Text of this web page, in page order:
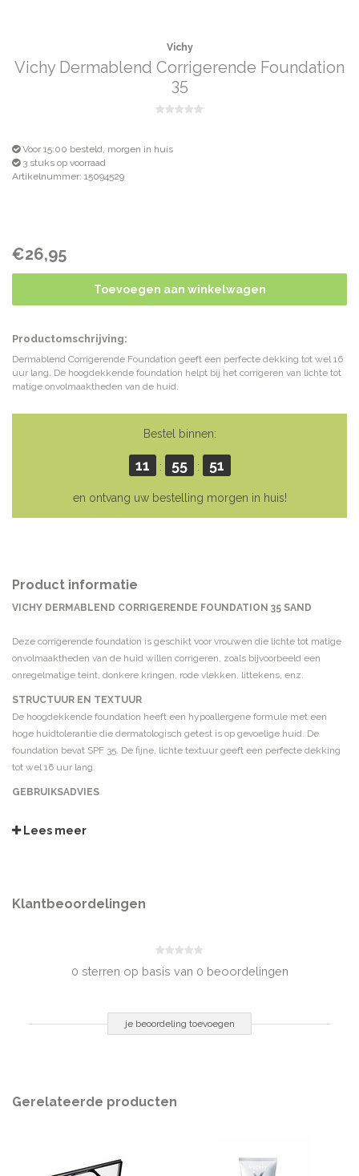
Vichy
Vichy Dermablend Corrigerende Foundation
35
Voor 15:00 besteld, morgen in huis
3 stuks op voorraad
Artikelnummer: 15094529
€26,95
Toevoegen aan winkelwagen
Productomschrijving:
Dermablend Corrigerende Foundation geeft een perfecte dekking tot wel 16
uur lang. De hoogdekkende foundation helpt bij het corrigeren van lichte tot
matige onvolmaaktheden van de huid.
Bestel binnen:
11 : 55 : 50
en ontvang uw bestelling morgen in huis!
Product informatie
VICHY DERMABLEND CORRIGERENDE FOUNDATION 35 SAND
Deze corrigerende foundation is geschikt voor vrouwen die lichte tot matige
onvolmaaktheden van de huid willen corrigeren, zoals bijvoorbeeld een
onregelmatige teint, donkere kringen, rode vlekken, littekens, enz.
STRUCTUUR EN TEXTUUR
De hoogdekkende foundation heeft een hypoallergene formule met een
hoge huidtolerantie die dermatologisch getest is op gevoelige huid. De
foundation bevat SPF 35. De fijne, lichte textuur geeft een perfecte dekking
tot wel 16 uur lang.
GEBRUIKSADVIES
en maak lichte strijkbewegingen vanuit het midden naar de buitenkant van
totdat de gewenste dekking is bereikt.
TIP 1: HOE BEPAAL JE HET TYPE FOUNDATION?
eventueel ook nog voor welk huidtype je een foundation zoekt: droge of
TIP 2: HOE VINDT JE DE PERFECTE KLEUR?
Laurate, Magnesium Sulfate, Disteardimonium Hectorite,
Lees meer
Klantbeoordelingen
0 sterren op basis van 0 beoordelingen
je beoordeling toevoegen
Gerelateerde producten